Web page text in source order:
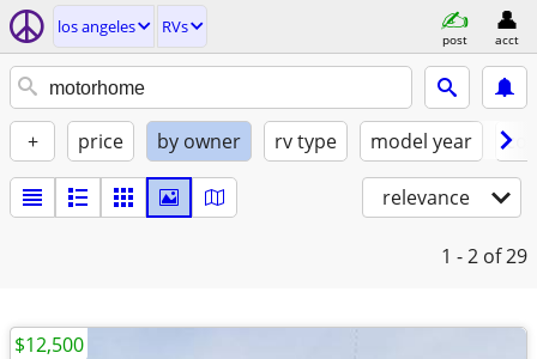
los angeles RVs
post acct
+ price by owner rv type model year
relevance
1 - 2 of 29
$12,500